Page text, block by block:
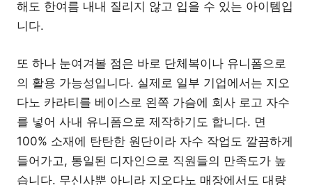
해도 한여름 내내 질리지 않고 입을 수 있는 아이템입
니다.
또 하나 눈여겨볼 점은 바로 단체복이나 유니폼으로
의 활용 가능성입니다. 실제로 일부 기업에서는 지오
다노 카라티를 베이스로 왼쪽 가슴에 회사 로고 자수
를 넣어 사내 유니폼으로 제작하기도 합니다. 면
100% 소재에 탄탄한 원단이라 자수 작업도 깔끔하게
들어가고, 통일된 디자인으로 직원들의 만족도가 높
습니다. 무신사뿐 아니라 지오다노 매장에서도 대량